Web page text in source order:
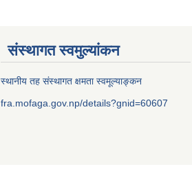
संस्थागत स्वमुल्यांकन
स्थानीय तह संस्थागत क्षमता स्वमूल्याङ्कन
fra.mofaga.gov.np/details?gnid=60607